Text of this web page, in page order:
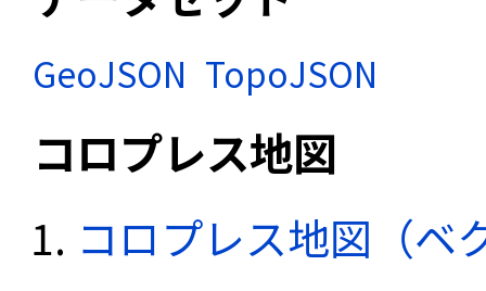
GeoJSON TopoJSON
コロプレス地図
コロプレス地図（ベ